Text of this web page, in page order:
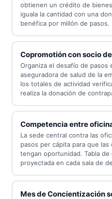
obtienen un crédito de
iguala la cantidad con una
benéfica por millón de pasos.
Copromotión con socio
Organiza el desafío de pasos
aseguradora de salud de la
los totales de actividad
realiza la donación de
Competencia entre
La sede central contra las
pasos per cápita para que las
tengan oportunidad. Tabla de
proyectada en cada sala de
Mes de Concientización